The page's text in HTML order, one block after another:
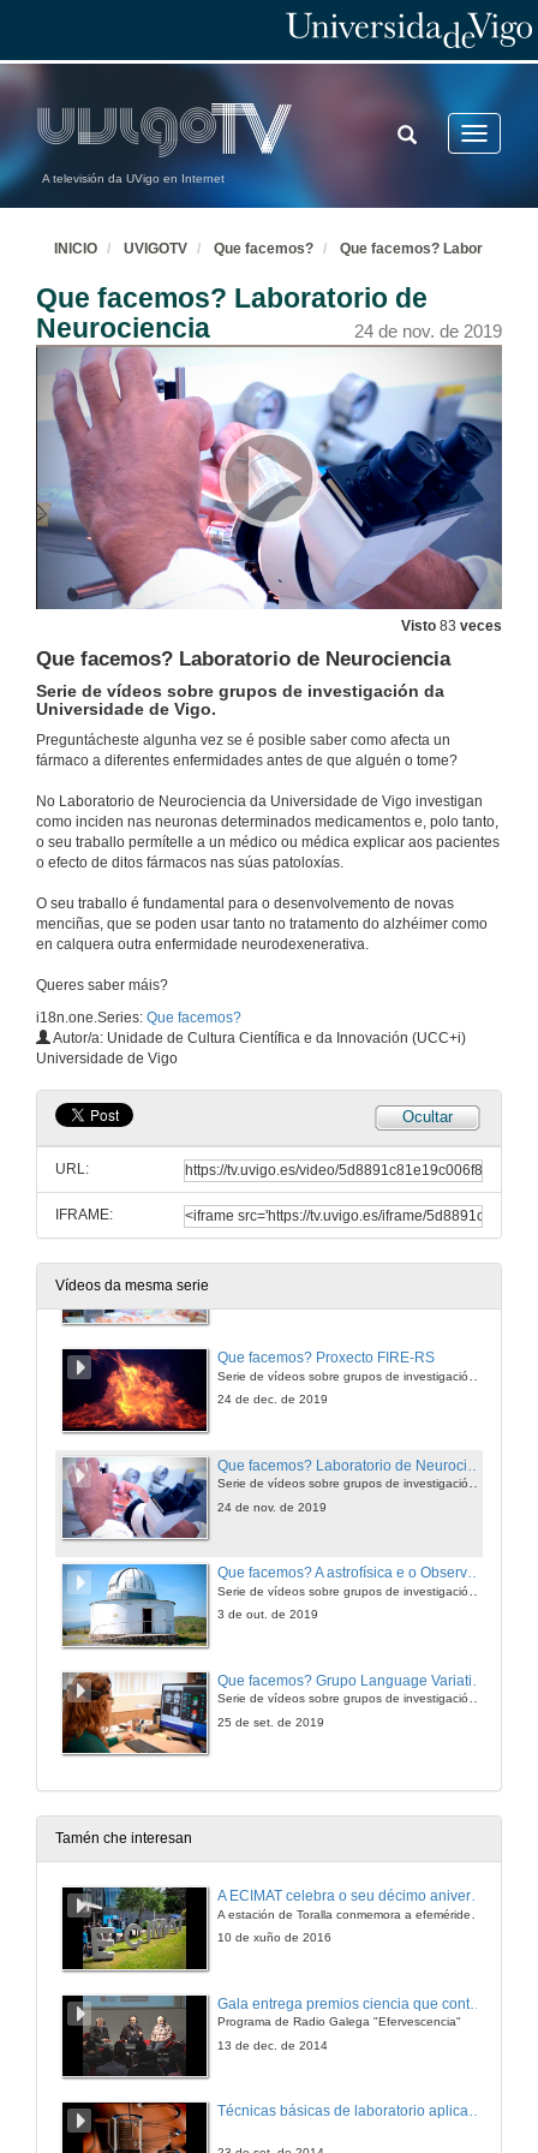
A televisión da UVigo en Internet
Toggle
TOGGLE
SEARCH
INICIO UVIGOTV Que facemos? Que facemos? Labor
Que facemos? Laboratorio de
Neurociencia
24 de nov. de 2019
Visto 83 veces
Que facemos? Laboratorio de Neurociencia
Serie de vídeos sobre grupos de investigación da
Universidade de Vigo.
Preguntácheste algunha vez se é posible saber como afecta un
fármaco a diferentes enfermidades antes de que alguén o tome?
No Laboratorio de Neurociencia da Universidade de Vigo investigan
como inciden nas neuronas determinados medicamentos e, polo tanto,
o seu traballo permítelle a un médico ou médica explicar aos pacientes
o efecto de ditos fármacos nas súas patoloxías.
O seu traballo é fundamental para o desenvolvemento de novas
menciñas, que se poden usar tanto no tratamento do alzhéimer como
en calquera outra enfermidade neurodexenerativa.
Queres saber máis?
i18n.one.Series: Que facemos?
Autor/a: Unidade de Cultura Científica e da Innovación (UCC+i)
Universidade de Vigo
Ocultar
URL:
IFRAME:
Vídeos da mesma serie
10 de nov. de 2020
Que facemos? Laboratorio de Endocrinoloxía (LabEndo)
Serie de vídeos sobre grupos de investigación da Universidade de Vigo.
26 de mar. de 2020
Que facemos? Grupo EPhysLab (Environmental Physics Laboratory)
Serie de vídeos sobre grupos de investigación da Universidade de Vigo.
3 de feb. de 2020
Serie de vídeos sobre grupos de investigación da Universidade de Vigo.
Que facemos? Proxecto FIRE-RS
24 de dec. de 2019
Serie de vídeos sobre grupos de investigación da Universidade de Vigo.
24 de nov. de 2019
Que facemos? A astrofísica e o Observatorio Astronómico de Forcarei
3 de out. de 2019
Serie de vídeos sobre grupos de investigación da Universidade de Vigo
25 de set. de 2019
Tamén che interesan
A ECIMAT celebra o seu décimo aniversario
10 de xuño de 2016
Programa de Radio Galega "Efervescencia"
13 de dec. de 2014
Técnicas básicas de laboratorio aplicadas á bioloxía